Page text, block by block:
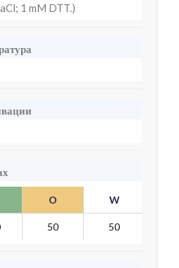
1 mM DTT.)
O W
50 50